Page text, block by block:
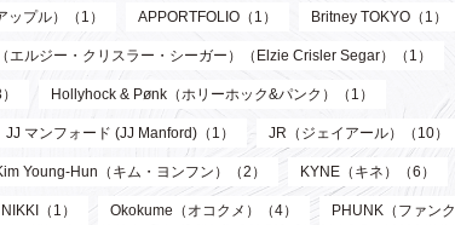
プル）（1） APPORTFOLIO（1） Britney TOKYO（1）
エルジー・クリスラー・シーガー）（Elzie Crisler Segar）（1）
Hollyhock & Pønk（ホリーホック&パンク）（1）
JJ マンフォード (JJ Manford)（1） JR（ジェイアール）（10）
Young-Hun（キム・ヨンフン）（2） KYNE（キネ）（6）
NIKKI（1） Okokume（オコクメ）（4） PHUNK（ファンク